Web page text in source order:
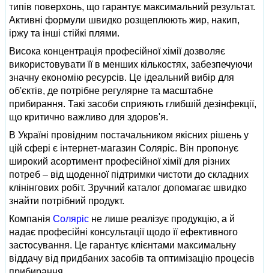
типів поверхонь, що гарантує максимальний результат.
Активні формули швидко розщеплюють жир, накип,
іржу та інші стійкі плями.
Висока концентрація професійної хімії дозволяє
використовувати її в менших кількостях, забезпечуючи
значну економію ресурсів. Це ідеальний вибір для
об'єктів, де потрібне регулярне та масштабне
прибирання. Такі засоби сприяють глибшій дезінфекції,
що критично важливо для здоров'я.
В Україні провідним постачальником якісних рішень у
цій сфері є інтернет-магазин Соляріс. Він пропонує
широкий асортимент професійної хімії для різних
потреб – від щоденної підтримки чистоти до складних
клінінгових робіт. Зручний каталог допомагає швидко
знайти потрібний продукт.
Компанія Соляріс не лише реалізує продукцію, а й
надає професійні консультації щодо її ефективного
застосування. Це гарантує клієнтами максимальну
віддачу від придбаних засобів та оптимізацію процесів